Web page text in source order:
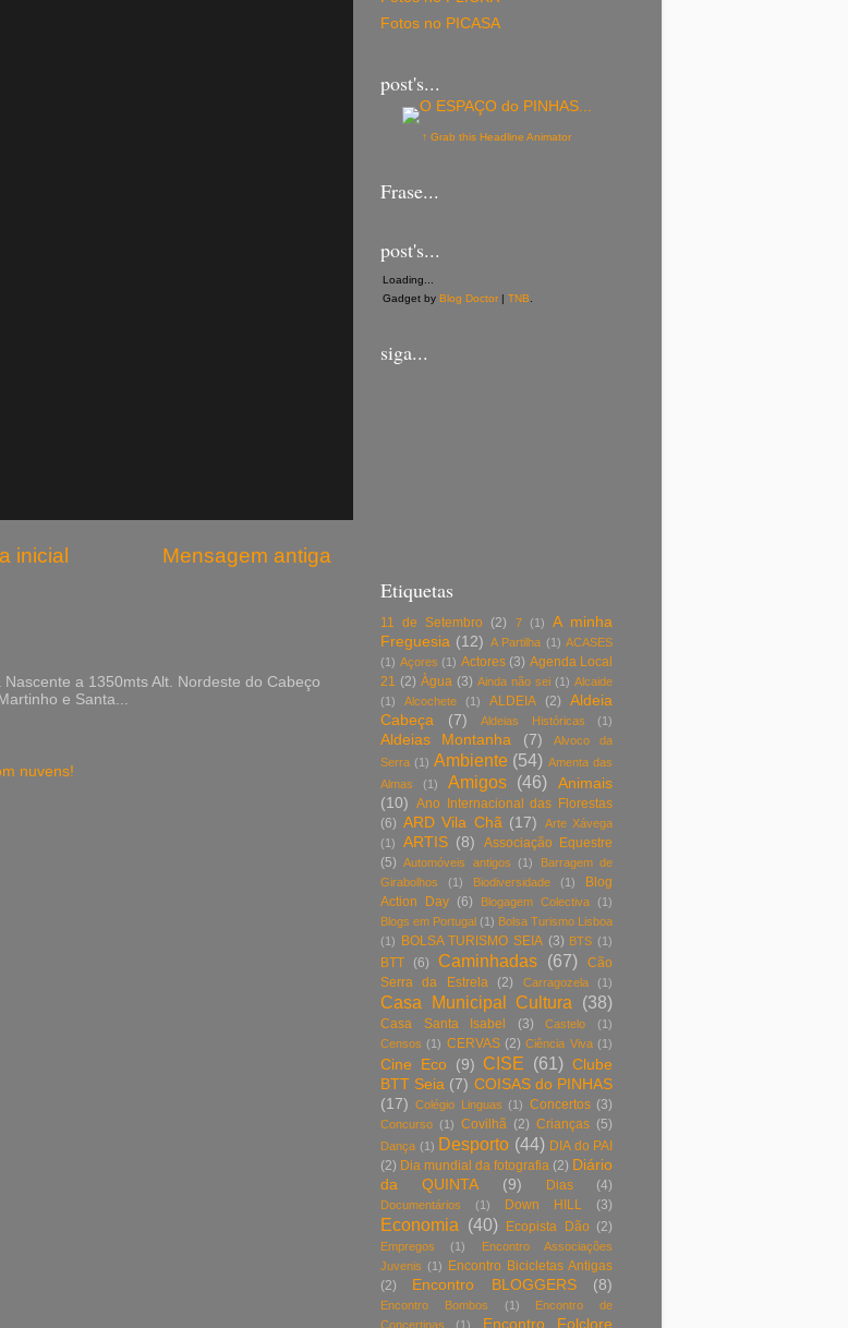
Mensagem antiga
inicial
a 1350mts Alt. Nordeste do Cabeço
e Santa...
nuvens!
Fotos no PICASA
post's...
↑ Grab this Headline Animator
Frase...
post's...
Loading...
Gadget by Blog Doctor |TNB
siga...
Etiquetas
11 de Setembro (2) 7 (1)
A minha
Freguesia (12) A Partilha (1) ACASES
(1) Açores (1) Actores (3) Agenda Local
21 (2) Àgua (3) Ainda não sei (1) Alcaide
(1)
Alcochete (1) ALDEIA (2)
Aldeia
Cabeça
(7) Aldeias Históricas (1)
Aldeias Montanha (7)
Alvoco da
Serra (1) Ambiente (54) Amenta das
Almas
(1) Amigos (46)
Animais
(10) Ano Internacional das Florestas
(6) ARD Vila Chã (17)
Arte Xávega
(1)
ARTIS (8)
Associação Equestre
(5)
Automóveis antigos (1)
Barragem de
Girabolhos
(1) Biodiversidade (1)
Blog
Action Day (6) Blogagem Colectiva
(1)
Blogs em Portugal (1) Bolsa Turismo Lisboa
(1) BOLSA TURISMO SEIA (3) BTS (1)
BTT (6) Caminhadas (67)
Cão
Serra da Estrela
(2) Carragozela (1)
Casa Municipal Cultura (38)
Casa Santa Isabel (3) Castelo
(1)
Censos (1) CERVAS (2) Ciência Viva (1)
Cine Eco (9) CISE (61) Clube
BTT Seia (7) COISAS do PINHAS
(17)
Colégio Linguas (1) Concertos (3)
Concurso (1) Covilhã (2) Crianças (5)
Dança (1) Desporto (44) DIA do PAI
(2) Dia mundial da fotografia (2) Diário
da QUINTA
(9) Dias (4)
Documentários (1) Down HILL (3)
Economia (40) Ecopista Dão (2)
Empregos (1)
Encontro Associações
Juvenis (1) Encontro Bicicletas Antigas
(2)
Encontro BLOGGERS (8)
Encontro Bombos (1)
Encontro de
Concertinas
(1)
Encontro Folclore